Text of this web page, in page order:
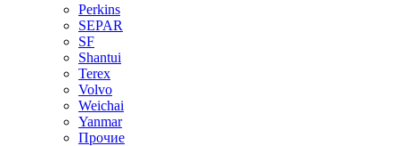
Perkins
SEPAR
SF
Shantui
Terex
Volvo
Weichai
Yanmar
Прочие